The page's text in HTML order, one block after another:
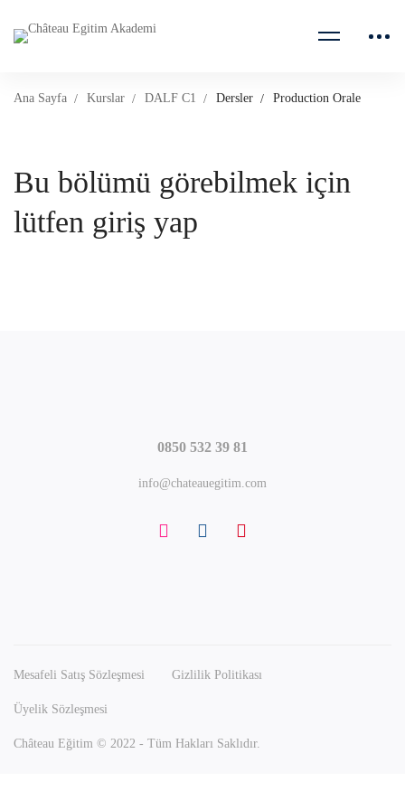
Ana Sayfa Kurslar DALF C1 Dersler Production Orale
Bu bölümü görebilmek için
lütfen giriş yap
0850 532 39 81
info@chateauegitim.com
Mesafeli Satış Sözleşmesi Gizlilik Politikası
Üyelik Sözleşmesi
Château Eğitim © 2022 - Tüm Hakları Saklıdır.